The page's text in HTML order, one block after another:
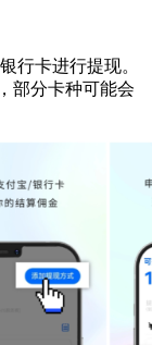
行卡进行提现。
部分卡种可能会